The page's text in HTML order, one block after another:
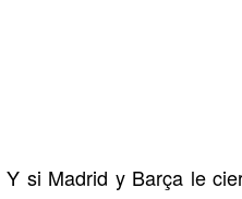
Y si Madrid y Barça le